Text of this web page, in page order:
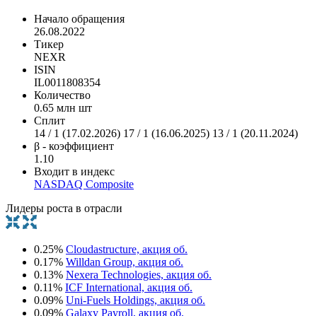
Начало обращения
26.08.2022
Тикер
NEXR
ISIN
IL0011808354
Количество
0.65 млн шт
Сплит
14 / 1 (17.02.2026) 17 / 1 (16.06.2025) 13 / 1 (20.11.2024)
β - коэффициент
1.10
Входит в индекс
NASDAQ Composite
Лидеры роста в отрасли
0.25% Cloudastructure, акция об.
0.17% Willdan Group, акция об.
0.13% Nexera Technologies, акция об.
0.11% ICF International, акция об.
0.09% Uni-Fuels Holdings, акция об.
0.09% Galaxy Payroll, акция об.